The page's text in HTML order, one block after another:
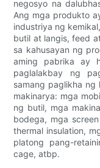
negosyo na
Ang mga produkto
industriya ng
butil at langis, feed
sa kahusayan ng
aming pabrika ay
paglalakbay ng
samang paglikha
makinarya: mga
ng butil, mga
bodega, mga
thermal insulation,
platong pang-
cage, atbp.